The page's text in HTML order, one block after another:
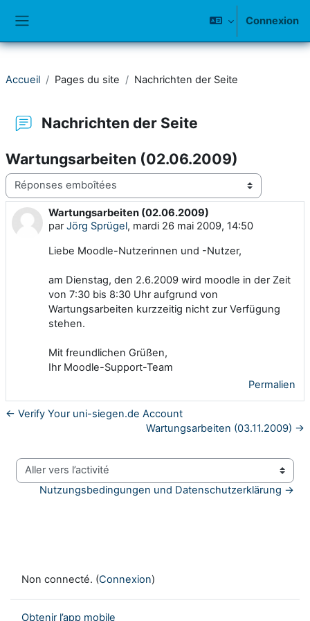
Connexion
Accueil Pages du site Nachrichten der Seite
Nachrichten der Seite
Wartungsarbeiten (02.06.2009)
Type d’affichage
Wartungsarbeiten (02.06.2009)
parJörg Sprügel, mardi 26 mai 2009, 14:50
Nombre de réponses : 0
Liebe Moodle-Nutzerinnen und -Nutzer,
am Dienstag, den 2.6.2009 wird moodle in der Zeit
von 7:30 bis 8:30 Uhr aufgrund von
Wartungsarbeiten kurzzeitig nicht zur Verfügung
stehen.
Mit freundlichen Grüßen,
Ihr Moodle-Support-Team
Permalien
← Verify Your uni-siegen.de Account
Wartungsarbeiten (03.11.2009) →
Aller vers l’activité
Nutzungsbedingungen und Datenschutzerklärung →
Non connecté. (Connexion)
Obtenir l’app mobile